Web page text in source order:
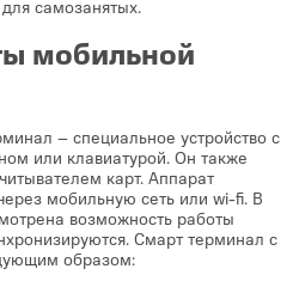
самозанятых.
мобильной
– специальное устройство с
или клавиатурой. Он также
карт. Аппарат
мобильную сеть или wi-fi. В
возможность работы
Смарт терминал с
образом: